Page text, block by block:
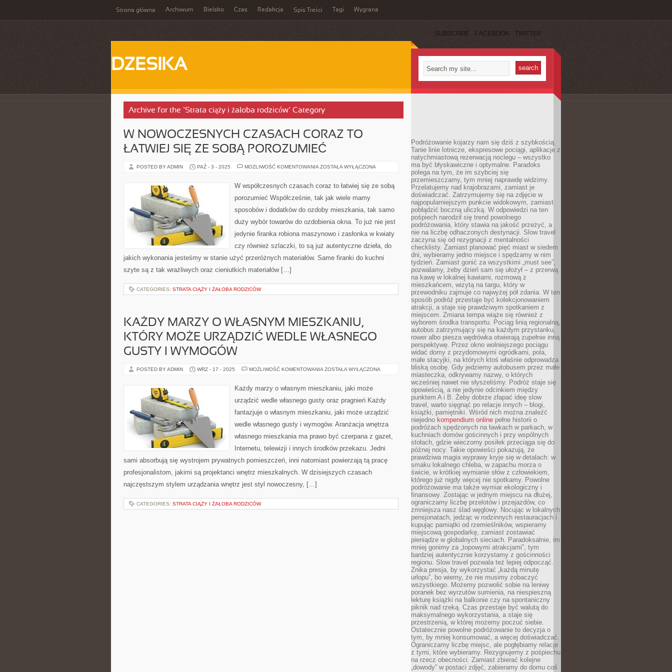
Strona główna Archiwum Bielsko Czas Redakcja Spis Treści Tagi Wygrana
SUBSCRIBE FACEBOOK TWITTER
DZESIKA
Archive for the ‘Strata ciąży i żałoba rodziców’ Category
W NOWOCZESNYCH CZASACH CORAZ TO
ŁATWIEJ SIĘ ZE SOBĄ POROZUMIEĆ
POSTED BY ADMIN PAŹ - 3 - 2025 MOŻLIWOŚĆ KOMENTOWANIA W
CORAZ
TO
SIĘ
SOBĄ
ZOSTAŁA WYŁĄCZONA
W współczesnych czasach coraz to łatwiej się ze sobą
porozumieć Współcześnie, tak jak wiele mamy
sposobów i dodatków do ozdoby mieszkania, tak samo
duży wybór towarów do ozdobienia okna. To już nie jest
jedynie firanka robiona maszynowo i zasłonka w kwiaty
czy również szlaczki, to są już autentyczne dzieła, do
jakich wykonania jesteśmy w stanie użyć przeróżnych materiałów. Same firanki do kuchni
szyte są z tak wrażliwych oraz cieniutkich materiałów […]
CATEGORIES: STRATA CIĄŻY I ŻAŁOBA RODZICÓW
KAŻDY MARZY O WŁASNYM MIESZKANIU,
KTÓRY MOŻE URZĄDZIĆ WEDLE WŁASNEGO
GUSTY I WYMOGÓW
POSTED BY ADMIN WRZ - 17 - 2025 MOŻLIWOŚĆ KOMENTOWANIA KAŻDY
WŁASNYM
MIESZKANIU,
MOŻE
WEDLE
GUSTY
WYMOGÓW
ZOSTAŁA WYŁĄCZONA
Każdy marzy o własnym mieszkaniu, jaki może
urządzić wedle własnego gusty oraz pragnień Każdy
fantazjuje o własnym mieszkaniu, jaki może urządzić
wedle własnego gusty i wymogów. Aranżacja wnętrza
własnego mieszkania ma prawo być czerpana z gazet,
Internetu, telewizji i innych środków przekazu. Jedni
sami absorbują się wystrojem prywatnych pomieszczeń, inni natomiast powierzają tą pracę
profesjonalistom, jakimi są projektanci wnętrz mieszkalnych. W dzisiejszych czasach
najczęstszym stylem urządzania wnętrz jest styl nowoczesny, […]
CATEGORIES: STRATA CIĄŻY I ŻAŁOBA RODZICÓW
Podróżowanie kojarzy nam się dziś z szybkością.
Tanie linie lotnicze, ekspresowe pociągi, aplikacje z
natychmiastową rezerwacją noclegu – wszystko
ma być błyskawiczne i optymalne. Paradoks
polega na tym, że im szybciej się
przemieszczamy, tym mniej naprawdę widzimy.
Przelatujemy nad krajobrazami, zamiast je
doświadczać. Zatrzymujemy się na zdjęcie w
najpopularniejszym punkcie widokowym, zamiast
pobłądzić boczną uliczką. W odpowiedzi na ten
pośpiech narodził się trend powolnego
podróżowania, który stawia na jakość przeżyć, a
nie na liczbę odhaczonych destynacji. Slow travel
zaczyna się od rezygnacji z mentalności
checklisty. Zamiast planować pięć miast w siedem
dni, wybieramy jedno miejsce i spędzamy w nim
tydzień. Zamiast gonić za wszystkimi „must see”,
pozwalamy, żeby dzień sam się ułożył – z przerwą
na kawę w lokalnej kawiarni, rozmową z
mieszkańcem, wizytą na targu, który w
przewodniku zajmuje co najwyżej pół zdania. W ten
sposób podróż przestaje być kolekcjonowaniem
atrakcji, a staje się prawdziwym spotkaniem z
miejscem. Zmiana tempa wiąże się również z
wyborem środka transportu. Pociąg linią regionalną,
autobus zatrzymujący się na każdym przystanku,
rower albo piesza wędrówka otwierają zupełnie inną
perspektywę. Przez okno wolniejszego pociągu
widać domy z przydomowymi ogródkami, pola,
małe stacyjki, na których ktoś właśnie odprowadza
bliską osobę. Gdy jedziemy autobusem przez małe
miasteczka, odkrywamy nazwy, o których
wcześniej nawet nie słyszeliśmy. Podróż staje się
opowieścią, a nie jedynie odcinkiem między
punktem A i B. Żeby dobrze złapać ideę slow
travel, warto sięgnąć po relacje innych – blogi,
książki, pamiętniki. Wśród nich można znaleźć
niejedno kompendium online pełne historii o
podróżach spędzonych na ławkach w parkach, w
kuchniach domów gościnnych i przy wspólnych
stołach, gdzie wieczorny posiłek przeciąga się do
późnej nocy. Takie opowieści pokazują, że
prawdziwa magia wyprawy kryje się w detalach: w
smaku lokalnego chleba, w zapachu morza o
świcie, w krótkiej wymianie słów z człowiekiem,
którego już nigdy więcej nie spotkamy. Powolne
podróżowanie ma także wymiar ekologiczny i
finansowy. Zostając w jednym miejscu na dłużej,
ograniczamy liczbę przelotów i przejazdów, co
zmniejsza nasz ślad węglowy. Nocując w lokalnych
pensjonatach, jedząc w rodzinnych restauracjach i
kupując pamiątki od rzemieślników, wspieramy
miejscową gospodarkę, zamiast zostawiać
pieniądze w globalnych sieciach. Paradoksalnie, im
mniej gonimy za „topowymi atrakcjami”, tym
bardziej autentycznie korzystamy z gościnności
regionu. Slow travel pozwala też lepiej odpocząć.
Znika presja, by wykorzystać „każdą minutę
urlopu”, bo wiemy, że nie musimy zobaczyć
wszystkiego. Możemy pozwolić sobie na leniwy
poranek bez wyrzutów sumienia, na niespieszną
lekturę książki na balkonie czy na spontaniczny
piknik nad rzeką. Czas przestaje być walutą do
maksymalnego wykorzystania, a staje się
przestrzenią, w której możemy poczuć siebie.
Ostatecznie powolne podróżowanie to decyzja o
tym, by mniej konsumować, a więcej doświadczać.
Ograniczamy liczbę miejsc, ale pogłębiamy relacje
z tymi, które wybieramy. Rezygnujemy z pośpiechu
na rzecz obecności. Zamiast zbierać kolejne
„dowody” w postaci zdjęć, zabieramy do domu coś